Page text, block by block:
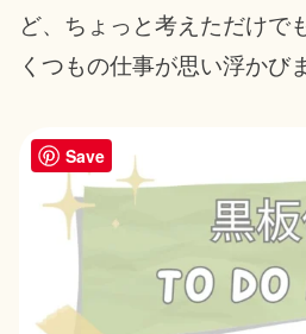
ど、ちょっと考えただけで
くつもの仕事が思い浮かび
Save